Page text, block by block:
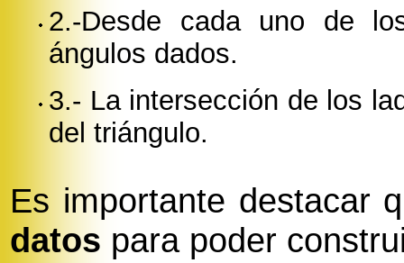
2.-Desde cada uno de
ángulos dados.
3.- La intersección de los
del triángulo.
Es importante destacar
datos para poder